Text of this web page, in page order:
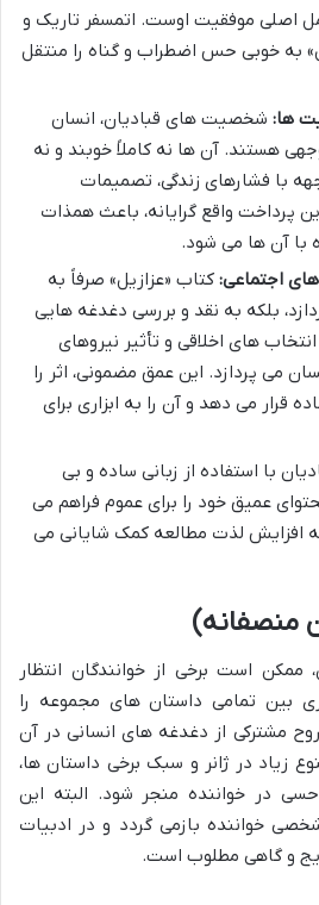
اصلی موفقیت اوست. اتمسفر تاریک و
به خوبی حس اضطراب و گناه را منتقل
ها: شخصیت های قبادیان، انسان
هستند. آن ها نه کاملاً خوبند و نه
با فشارهای زندگی، تصمیمات
پرداخت واقع گرایانه، باعث همذات
با آن ها می شود.
اجتماعی: کتاب «عزازیل» صرفاً به
بلکه به نقد و بررسی دغدغه هایی
های اخلاقی و تأثیر نیروهای
می پردازد. این عمق مضمونی، اثر را
قرار می دهد و آن را به ابزاری برای
با استفاده از زبانی ساده و بی
عمیق خود را برای عموم فراهم می
افزایش لذت مطالعه کمک شایانی می
منصفانه)
ممکن است برخی از خوانندگان انتظار
بین تمامی داستان های مجموعه را
مشترکی از دغدغه های انسانی در آن
زیاد در ژانر و سبک برخی داستان ها،
در خواننده منجر شود. البته این
خواننده بازمی گردد و در ادبیات
و گاهی مطلوب است.